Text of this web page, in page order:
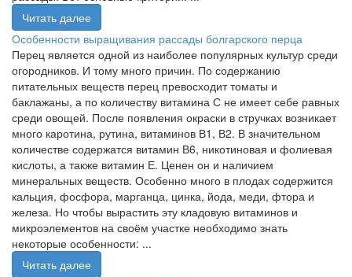
Читать далее
Особенности выращивания рассады болгарского перца
Перец является одной из наиболее популярных культур среди
огородников. И тому много причин. По содержанию
питательных веществ перец превосходит томаты и
баклажаны, а по количеству витамина С не имеет себе равных
среди овощей. После появления окраски в стручках возникает
много каротина, рутина, витаминов В1, В2. В значительном
количестве содержатся витамин В6, никотиновая и фолиевая
кислоты, а также витамин Е. Ценен он и наличием
минеральных веществ. Особенно много в плодах содержится
кальция, фосфора, марганца, цинка, йода, меди, фтора и
железа. Но чтобы вырастить эту кладовую витаминов и
микроэлементов на своём участке необходимо знать
некоторые особенности: ...
Читать далее